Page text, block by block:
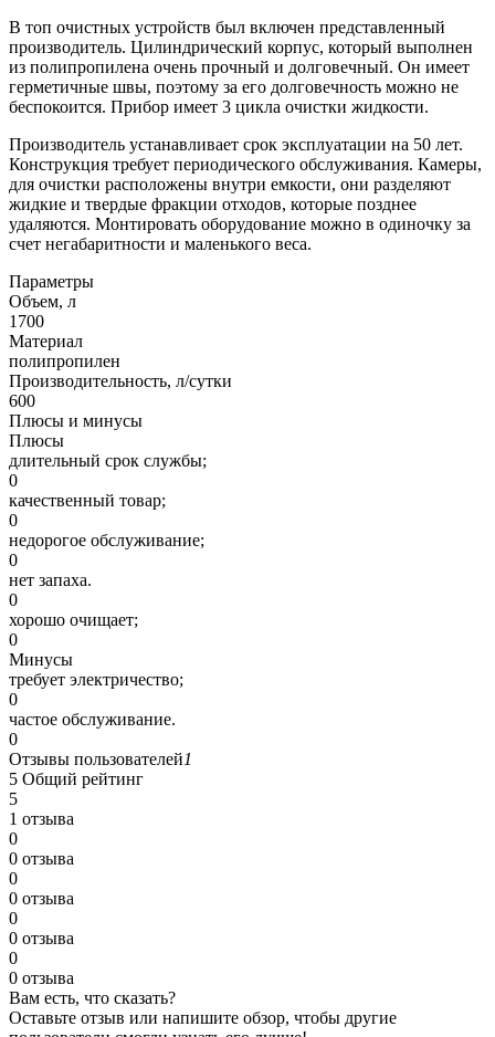
В топ очистных устройств был включен представленный
производитель. Цилиндрический корпус, который выполнен
из полипропилена очень прочный и долговечный. Он имеет
герметичные швы, поэтому за его долговечность можно не
беспокоится. Прибор имеет 3 цикла очистки жидкости.
Производитель устанавливает срок эксплуатации на 50 лет.
Конструкция требует периодического обслуживания. Камеры,
для очистки расположены внутри емкости, они разделяют
жидкие и твердые фракции отходов, которые позднее
удаляются. Монтировать оборудование можно в одиночку за
счет негабаритности и маленького веса.
Параметры
Объем, л
1700
Материал
полипропилен
Производительность, л/сутки
600
Плюсы и минусы
Плюсы
длительный срок службы;
0
качественный товар;
0
недорогое обслуживание;
0
нет запаха.
0
хорошо очищает;
0
Минусы
требует электричество;
0
частое обслуживание.
0
Отзывы пользователей1
5 Общий рейтинг
5
1 отзыва
0
0 отзыва
0
0 отзыва
0
0 отзыва
0
0 отзыва
Вам есть, что сказать?
Оставьте отзыв или напишите обзор, чтобы другие